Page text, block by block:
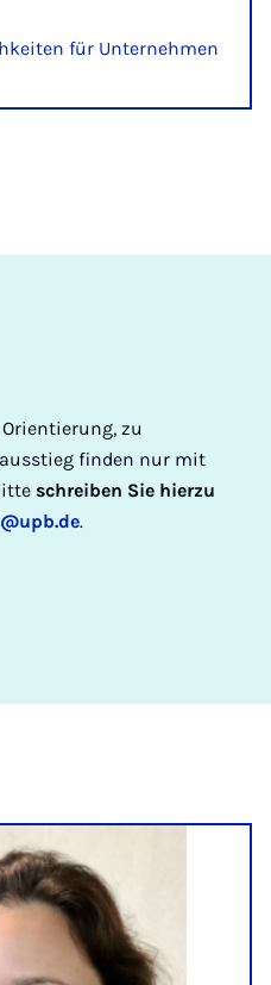
für Unternehmen
zu
finden nur mit
schreiben Sie hierzu
.